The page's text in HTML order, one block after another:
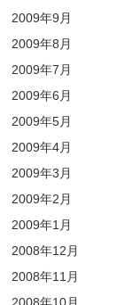
2009年9月
2009年8月
2009年7月
2009年6月
2009年5月
2009年4月
2009年3月
2009年2月
2009年1月
2008年12月
2008年11月